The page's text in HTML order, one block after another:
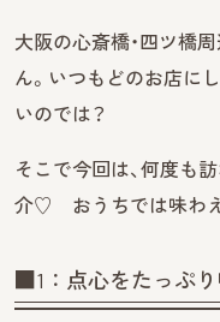
大阪の心斎橋・四ツ橋
ん。いつもどのお店に
いのでは？
そこで今回は、何度も
介♡ おうちでは味わえ
■1：点心をたっぷ